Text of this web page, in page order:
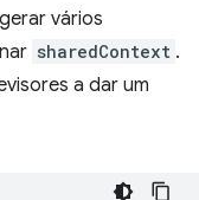
vários
sharedContext .
a dar um